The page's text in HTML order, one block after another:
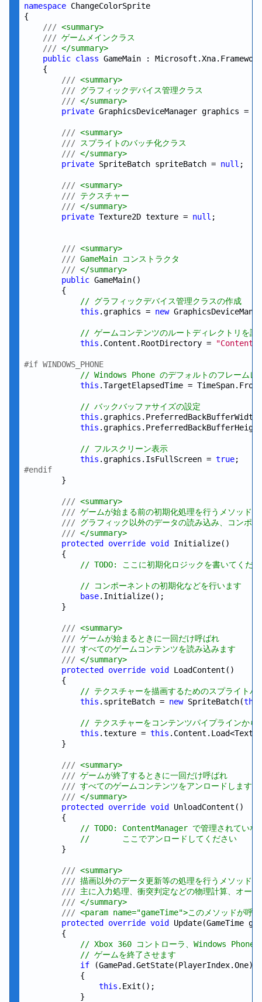
namespace ChangeColorSprite
{
/// <summary>
/// ゲームメインクラス
/// </summary>
public class GameMain :
    {
/// <summary>
/// グラフィックデバイス管理クラス
/// </summary>
private GraphicsDeviceManager graphics =
/// <summary>
/// スプライトのバッチ化クラス
/// </summary>
private SpriteBatch spriteBatch = null ;
/// <summary>
/// テクスチャー
/// </summary>
private Texture2D texture = null ;
/// <summary>
/// GameMain コンストラクタ
/// </summary>
public GameMain()
        {
// グラフィックデバイス管理クラスの作成
this .graphics = new
// ゲームコンテンツのルートディレクトリを設
this .Content.RootDirectory = "Content"
#if WINDOWS_PHONE
// Windows Phone のデフォルトのフレームレ
this .TargetElapsedTime =
// バックバッファサイズの設定
this
this
// フルスクリーン表示
this .graphics.IsFullScreen = true
#endif
        }
/// <summary>
/// ゲームが始まる前の初期化処理を行うメソッド
/// グラフィック以外のデータの読み込み、コンポ
/// </summary>
protected
override void
Initialize()
        {
// TODO: ここに初期化ロジックを書いてくだ
// コンポーネントの初期化などを行います
base.Initialize();
        }
/// <summary>
/// ゲームが始まるときに一回だけ呼ばれ
/// すべてのゲームコンテンツを読み込みます
/// </summary>
protected
override void
LoadContent()
        {
// テクスチャーを描画するためのスプライトバ
this .spriteBatch = new SpriteBatch(this
// テクスチャーをコンテンツパイプラインから
this .texture = this
        }
/// <summary>
/// ゲームが終了するときに一回だけ呼ばれ
/// すべてのゲームコンテンツをアンロードします
/// </summary>
protected
override void
UnloadContent()
        {
// TODO: ContentManager で管理されていな
//       ここでアンロードしてください
        }
/// <summary>
/// 描画以外のデータ更新等の処理を行うメソッド
/// 主に入力処理、衝突判定などの物理計算、オー
/// </summary>
/// <param name="gameTime">このメソッドが呼
protected
override void
Update(GameTime
        {
// Xbox 360 コントローラ、Windows Phone
// ゲームを終了させます
if
            {
this .Exit();
            }